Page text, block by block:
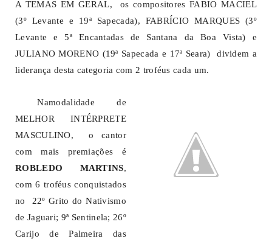
A TEMAS EM GERAL, os compositores FABIO MACIEL
(3º Levante e 19ª Sapecada), FABRÍCIO MARQUES (3º
Levante e 5ª Encantadas de Santana da Boa Vista) e
JULIANO MORENO (19ª Sapecada e 17ª Seara) dividem a
liderança desta categoria com 2 troféus cada um.
Namodalidade de
MELHOR INTÉRPRETE
MASCULINO, o cantor
com mais premiações é
ROBLEDO MARTINS,
com 6 troféus conquistados
no 22º Grito do Nativismo
de Jaguari; 9ª Sentinela; 26º
Carijo de Palmeira das